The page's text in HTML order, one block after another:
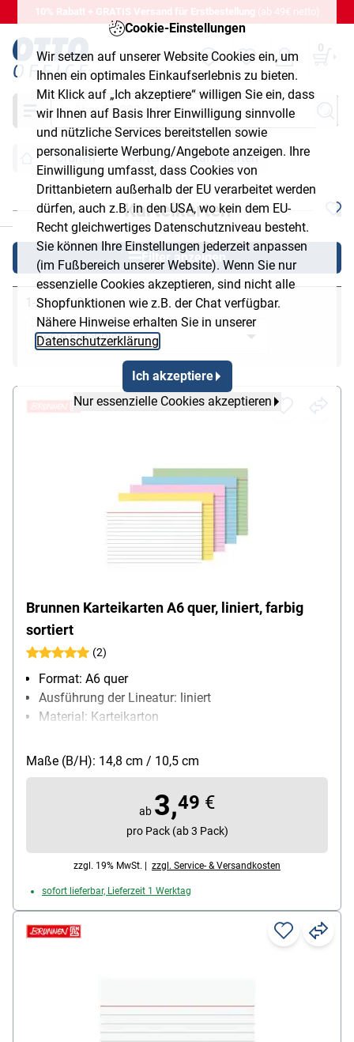
Cookie-Einstellungen
Wir setzen auf unserer Website Cookies ein, um
Ihnen ein optimales Einkaufserlebnis zu bieten.
Mit Klick auf „Ich akzeptiere“ willigen Sie ein, dass
wir Ihnen auf Basis Ihrer Einwilligung sinnvolle
und nützliche Services bereitstellen sowie
personalisierte Werbung/Angebote anzeigen. Ihre
Einwilligung umfasst, dass Cookies von
Drittanbietern außerhalb der EU verarbeitet werden
dürfen, auch z.B. in den USA, wo kein dem EU-
Recht gleichwertiges Datenschutzniveau besteht.
Sie können Ihre Einstellungen jederzeit anpassen
(im Fußbereich unserer Website). Wenn Sie nur
essenzielle Cookies akzeptieren, sind nicht alle
Shopfunktionen wie z.B. der Chat verfügbar.
Nähere Hinweise erhalten Sie in unserer
Datenschutzerklärung
Ich akzeptiere
Nur essenzielle Cookies akzeptieren
10% Rabatt + GRATIS Versand für Erstbestellung (ab 49€ netto)
0
Suche
Ordnen Kartei Karteikarten
Karteikarten
Filter anzeigen
1-21 von 21
Brunnen Karteikarten A6 quer, liniert, farbig
sortiert
(2)
Format: A6 quer
Ausführung der Lineatur: liniert
Material: Karteikarton
Packungsmenge: 100 Stück
Maße (B/H): 14,8 cm / 10,5 cm
ab 3,49 €
pro Pack (ab 3 Pack)
zzgl. 19% MwSt. | zzgl. Service- & Versandkosten
sofort lieferbar, Lieferzeit 1 Werktag